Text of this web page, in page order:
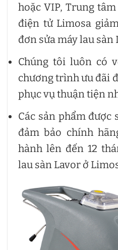
hoặc VIP, Trung
điện tử Limosa
đơn sửa máy lau sàn
Chúng tôi luôn có
chương trình ưu đãi
phục vụ thuận tiện
Các sản phẩm được
đảm bảo chính
hành lên đến 12
lau sàn Lavor ở